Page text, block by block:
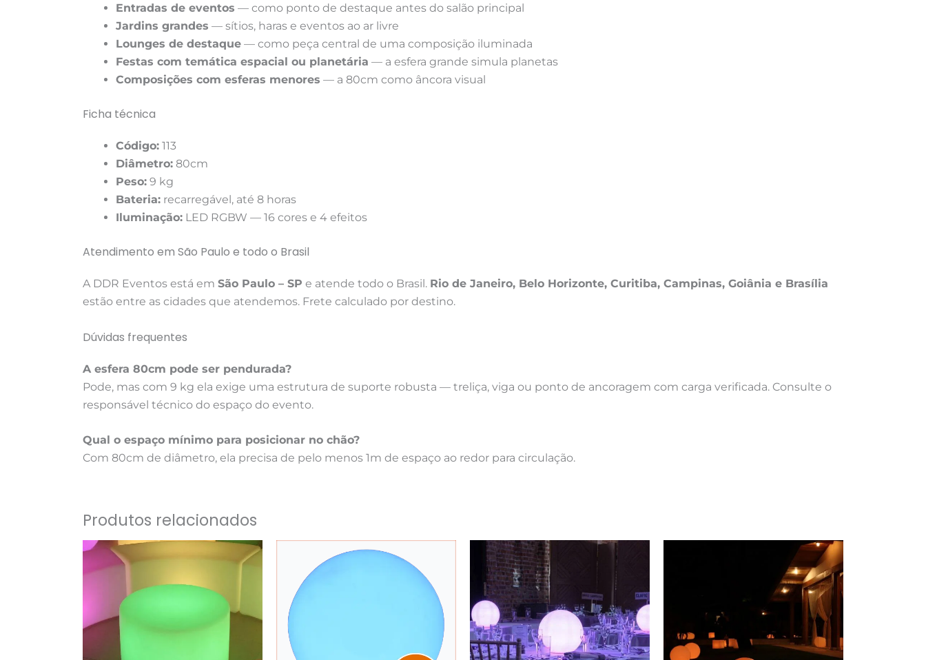
Entradas de eventos — como ponto de destaque antes do salão principal
Jardins grandes — sítios, haras e eventos ao ar livre
Lounges de destaque — como peça central de uma composição iluminada
Festas com temática espacial ou planetária — a esfera grande simula planetas
Composições com esferas menores — a 80cm como âncora visual
Ficha técnica
Código: 113
Diâmetro: 80cm
Peso: 9 kg
Bateria: recarregável, até 8 horas
Iluminação: LED RGBW — 16 cores e 4 efeitos
Atendimento em São Paulo e todo o Brasil
A DDR Eventos está em São Paulo – SP e atende todo o Brasil. Rio de Janeiro, Belo Horizonte, Curitiba, Campinas, Goiânia e Brasília
estão entre as cidades que atendemos. Frete calculado por destino.
Dúvidas frequentes
A esfera 80cm pode ser pendurada?
Pode, mas com 9 kg ela exige uma estrutura de suporte robusta — treliça, viga ou ponto de ancoragem com carga verificada. Consulte o
responsável técnico do espaço do evento.
Qual o espaço mínimo para posicionar no chão?
Com 80cm de diâmetro, ela precisa de pelo menos 1m de espaço ao redor para circulação.
Produtos relacionados